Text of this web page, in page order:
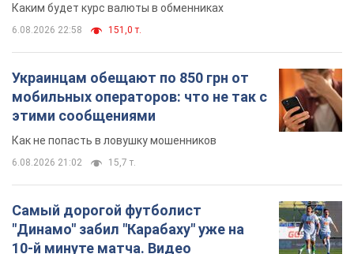
"Динамо" забил "Карабаху" уже на
10-й минуте матча. Видео
Поединок проходит в Польше
6.08.2026 20:48 6,7 т.